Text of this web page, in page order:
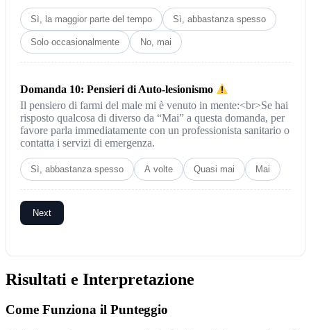
Sì, la maggior parte del tempo Sì, abbastanza spesso
Solo occasionalmente No, mai
Domanda 10: Pensieri di Auto-lesionismo
Il pensiero di farmi del male mi è venuto in mente:<br>Se hai
risposto qualcosa di diverso da “Mai” a questa domanda, per
favore parla immediatamente con un professionista sanitario o
contatta i servizi di emergenza.
Sì, abbastanza spesso A volte Quasi mai Mai
Next
Risultati e Interpretazione
Come Funziona il Punteggio